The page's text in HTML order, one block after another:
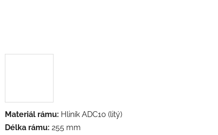
Materiál rámu: Hliník ADC10 (litý)
Délka rámu: 255 mm